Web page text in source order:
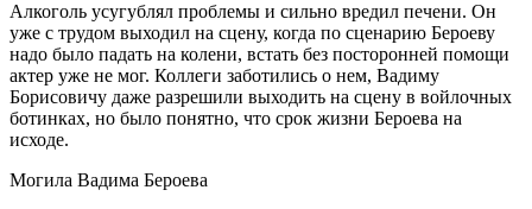
Алкоголь усугублял проблемы и сильно вредил печени. Он
уже с трудом выходил на сцену, когда по сценарию Бероеву
надо было падать на колени, встать без посторонней помощи
актер уже не мог. Коллеги заботились о нем, Вадиму
Борисовичу даже разрешили выходить на сцену в войлочных
ботинках, но было понятно, что срок жизни Бероева на
исходе.
Могила Вадима Бероева